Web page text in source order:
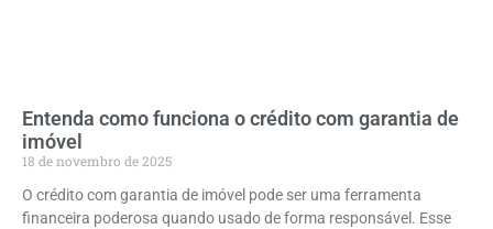
Entenda como funciona o crédito com garantia de
imóvel
18 de novembro de 2025
O crédito com garantia de imóvel pode ser uma ferramenta
financeira poderosa quando usado de forma responsável. Esse